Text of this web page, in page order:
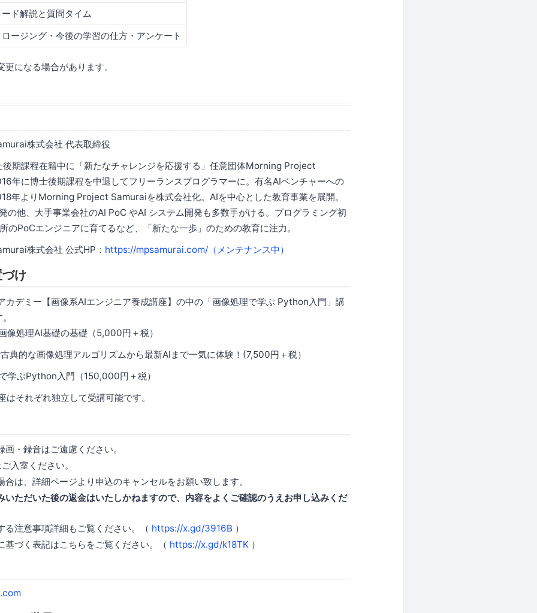
ド解説と質問タイム
ージング・今後の学習の仕方・アンケート
になる場合があります。
株式会社 代表取締役
期課程在籍中に「新たなチャレンジを応援する」任意団体Morning Project
年に博士後期課程を中退してフリーランスプログラマーに。有名AIベンチャーへの
年よりMorning Project Samuraiを株式会社化。AIを中心とした教育事業を展開。
の他、大手事業会社のAI PoC やAI システム開発も多数手がける。プログラミング初
のPoCエンジニアに育てるなど、「新たな一歩」のための教育に注力。
株式会社 公式HP： https://mpsamurai.com/（メンテナンス中）
け
カデミー【画像系AIエンジニア養成講座】の中の「画像処理で学ぶ Python入門」講
処理AI基礎の基礎（5,000円＋税）
的な画像処理アルゴリズムから最新AIまで一気に体験！(7,500円＋税）
学ぶPython入門（150,000円＋税）
それぞれ独立して受講可能です。
画・録音はご遠慮ください。
入室ください。
合は、詳細ページより申込のキャンセルをお願い致します。
いただいた後の返金はいたしかねますので、内容をよくご確認のうえお申し込みくだ
る注意事項詳細もご覧ください。（ https://x.gd/3916B ）
基づく表記はこちらをご覧ください。（ https://x.gd/k18TK ）